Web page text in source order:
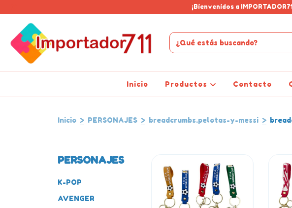
¡Bienvenidos a
Inicio Productos Contacto
Inicio > PERSONAJES > breadcrumbs.pelotas-y-messi >
PERSONAJES
K-POP
AVENGER